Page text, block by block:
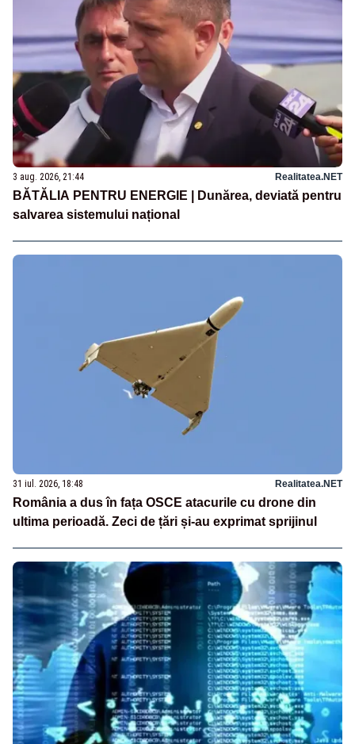
3 aug. 2026, 21:44 Realitatea.NET
BĂTĂLIA PENTRU ENERGIE | Dunărea, deviată pentru
salvarea sistemului național
31 iul. 2026, 18:48 Realitatea.NET
România a dus în fața OSCE atacurile cu drone din
ultima perioadă. Zeci de țări și-au exprimat sprijinul